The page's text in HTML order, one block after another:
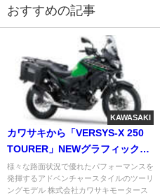
おすすめの記事
KAWASAKI
カワサキから「VERSYS-X 250
TOURER」NEWグラフィックが
登場。2022年2月1日発売
様々な路面状況で優れたパフォーマンスを
発揮するアドベンチャースタイルのツーリ
ングモデル 株式会社カワサキモータース